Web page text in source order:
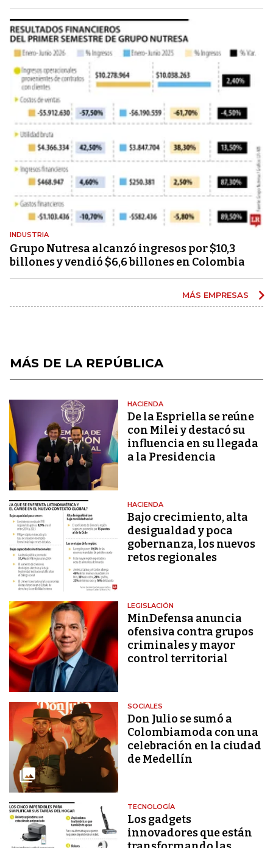
INDUSTRIA
Grupo Nutresa alcanzó ingresos por $10,3
billones y vendió $6,6 billones en Colombia
MÁS EMPRESAS
MÁS DE LA REPÚBLICA
HACIENDA
De la Espriella se reúne
con Milei y destacó su
influencia en su llegada
a la Presidencia
HACIENDA
Bajo crecimiento, alta
desigualdad y poca
gobernanza, los nuevos
retos regionales
LEGISLACIÓN
MinDefensa anuncia
ofensiva contra grupos
criminales y mayor
control territorial
SOCIALES
Don Julio se sumó a
Colombiamoda con una
celebración en la ciudad
de Medellín
TECNOLOGÍA
Los gadgets
innovadores que están